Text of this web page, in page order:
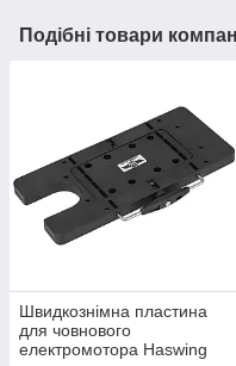
Подібні товари
Швидкознімна пластина
для човнового
електромотора Haswing